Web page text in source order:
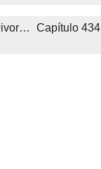
Bilionário, Vamos Nos Divorciar Capítulo 434